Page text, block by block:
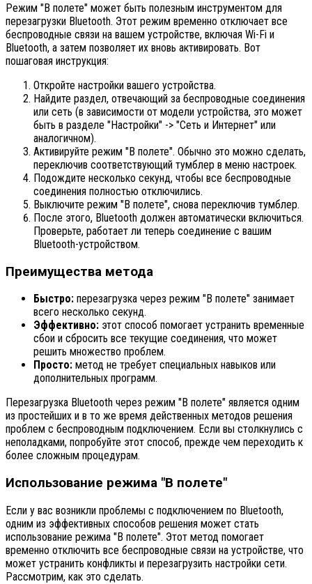
Режим "В полете" может быть полезным инструментом для
перезагрузки Bluetooth. Этот режим временно отключает все
беспроводные связи на вашем устройстве, включая Wi-Fi и
Bluetooth, а затем позволяет их вновь активировать. Вот
пошаговая инструкция:
Откройте настройки вашего устройства.
Найдите раздел, отвечающий за беспроводные соединения
или сеть (в зависимости от модели устройства, это может
быть в разделе "Настройки" -> "Сеть и Интернет" или
аналогичном).
Активируйте режим "В полете". Обычно это можно сделать,
переключив соответствующий тумблер в меню настроек.
Подождите несколько секунд, чтобы все беспроводные
соединения полностью отключились.
Выключите режим "В полете", снова переключив тумблер.
После этого, Bluetooth должен автоматически включиться.
Проверьте, работает ли теперь соединение с вашим
Bluetooth-устройством.
Преимущества метода
Быстро: перезагрузка через режим "В полете" занимает
всего несколько секунд.
Эффективно: этот способ помогает устранить временные
сбои и сбросить все текущие соединения, что может
решить множество проблем.
Просто: метод не требует специальных навыков или
дополнительных программ.
Перезагрузка Bluetooth через режим "В полете" является одним
из простейших и в то же время действенных методов решения
проблем с беспроводным подключением. Если вы столкнулись с
неполадками, попробуйте этот способ, прежде чем переходить к
более сложным процедурам.
Использование режима "В полете"
Если у вас возникли проблемы с подключением по Bluetooth,
одним из эффективных способов решения может стать
использование режима "В полете". Этот метод помогает
временно отключить все беспроводные связи на устройстве, что
может устранить конфликты и перезагрузить настройки сети.
Рассмотрим, как это сделать.